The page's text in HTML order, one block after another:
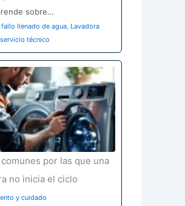
sobre…
fallo llenado de agua, Lavadora
servicio técnico
comunes por las que una
no inicia el ciclo
y cuidado